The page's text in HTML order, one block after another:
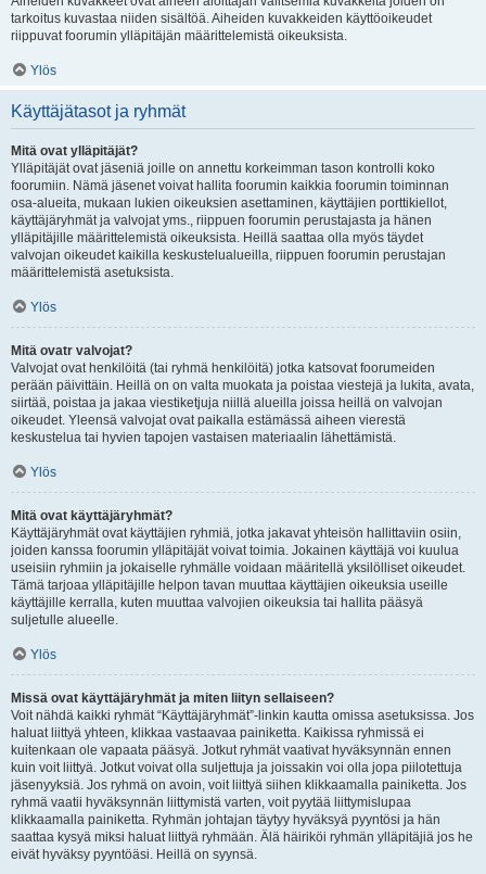
tarkoitus kuvastaa niiden sisältöä. Aiheiden kuvakkeiden käyttöoikeudet
riippuvat foorumin ylläpitäjän määrittelemistä oikeuksista.
Ylös
Käyttäjätasot ja ryhmät
Mitä ovat ylläpitäjät?
Ylläpitäjät ovat jäseniä joille on annettu korkeimman tason kontrolli koko
foorumiin. Nämä jäsenet voivat hallita foorumin kaikkia foorumin toiminnan
osa-alueita, mukaan lukien oikeuksien asettaminen, käyttäjien porttikiellot,
käyttäjäryhmät ja valvojat yms., riippuen foorumin perustajasta ja hänen
ylläpitäjille määrittelemistä oikeuksista. Heillä saattaa olla myös täydet
valvojan oikeudet kaikilla keskustelualueilla, riippuen foorumin perustajan
määrittelemistä asetuksista.
Ylös
Mitä ovatr valvojat?
Valvojat ovat henkilöitä (tai ryhmä henkilöitä) jotka katsovat foorumeiden
perään päivittäin. Heillä on on valta muokata ja poistaa viestejä ja lukita, avata,
siirtää, poistaa ja jakaa viestiketjuja niillä alueilla joissa heillä on valvojan
oikeudet. Yleensä valvojat ovat paikalla estämässä aiheen vierestä
keskustelua tai hyvien tapojen vastaisen materiaalin lähettämistä.
Ylös
Mitä ovat käyttäjäryhmät?
Käyttäjäryhmät ovat käyttäjien ryhmiä, jotka jakavat yhteisön hallittaviin osiin,
joiden kanssa foorumin ylläpitäjät voivat toimia. Jokainen käyttäjä voi kuulua
useisiin ryhmiin ja jokaiselle ryhmälle voidaan määritellä yksilölliset oikeudet.
Tämä tarjoaa ylläpitäjille helpon tavan muuttaa käyttäjien oikeuksia useille
käyttäjille kerralla, kuten muuttaa valvojien oikeuksia tai hallita pääsyä
suljetulle alueelle.
Ylös
Missä ovat käyttäjäryhmät ja miten liityn sellaiseen?
Voit nähdä kaikki ryhmät “Käyttäjäryhmät”-linkin kautta omissa asetuksissa. Jos
haluat liittyä yhteen, klikkaa vastaavaa painiketta. Kaikissa ryhmissä ei
kuitenkaan ole vapaata pääsyä. Jotkut ryhmät vaativat hyväksynnän ennen
kuin voit liittyä. Jotkut voivat olla suljettuja ja joissakin voi olla jopa piilotettuja
jäsenyyksiä. Jos ryhmä on avoin, voit liittyä siihen klikkaamalla painiketta. Jos
ryhmä vaatii hyväksynnän liittymistä varten, voit pyytää liittymislupaa
klikkaamalla painiketta. Ryhmän johtajan täytyy hyväksyä pyyntösi ja hän
saattaa kysyä miksi haluat liittyä ryhmään. Älä häiriköi ryhmän ylläpitäjiä jos he
eivät hyväksy pyyntöäsi. Heillä on syynsä.